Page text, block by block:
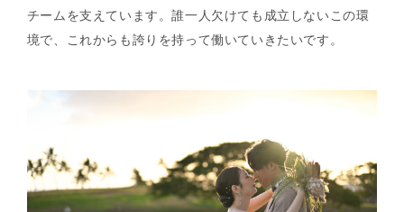
チームを支えています。誰一人欠けても成立しないこの環
境で、これからも誇りを持って働いていきたいです。